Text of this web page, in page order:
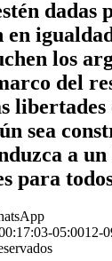
dadas
los
del
libertades
sea
a un
para
05:0012-